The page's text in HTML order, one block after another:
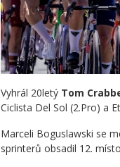
Vyhrál 20letý Tom
Ciclista Del Sol (2.Pro) a
Marceli Boguslawski se
sprinterů obsadil 12.